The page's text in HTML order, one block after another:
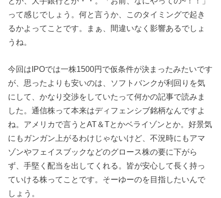
って感じでしょう。何と言うか、このタイミングで起き
るかよってことです。まぁ、間違いなく影響あるでしょ
うね。
今回はIPOでは一株1500円で仮条件が決まったみたいです
が、思ったよりも安いのは、ソフトバンクが利回りを気
にして、かなり交渉をしていたって何かの記事で読みま
した。通信株って本来はディフェンシブ銘柄なんですよ
ね。アメリカで言うとAT＆Tとかベライゾンとか。好景気
にもガンガン上がるわけじゃないけど、不況時にもアマ
ゾンやフェイスブックなどのグロース株の要に下がら
ず、手堅く配当を出してくれる。皆が安心して長く持っ
ていける株ってことです。そーゆーのを目指したいんで
しょう。